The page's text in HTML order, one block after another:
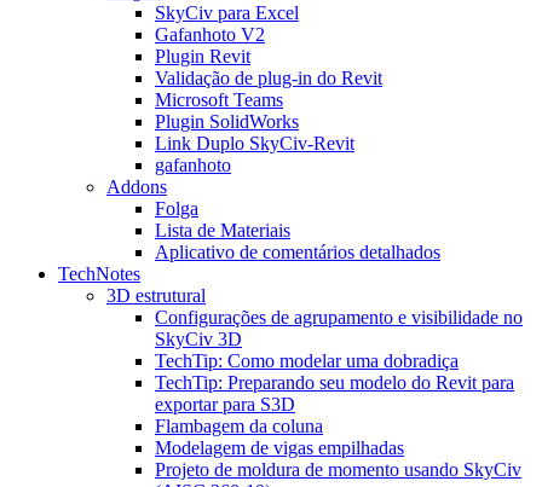
SkyCiv para Excel
Gafanhoto V2
Plugin Revit
Validação de plug-in do Revit
Microsoft Teams
Plugin SolidWorks
Link Duplo SkyCiv-Revit
gafanhoto
Addons
Folga
Lista de Materiais
Aplicativo de comentários detalhados
TechNotes
3D estrutural
Configurações de agrupamento e visibilidade no
SkyCiv 3D
TechTip: Como modelar uma dobradiça
TechTip: Preparando seu modelo do Revit para
exportar para S3D
Flambagem da coluna
Modelagem de vigas empilhadas
Projeto de moldura de momento usando SkyCiv